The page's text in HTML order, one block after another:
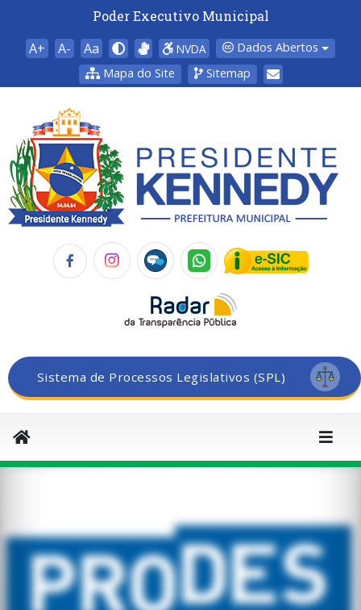
Poder Executivo Municipal
A+ A- Aa NVDA
Dados Abertos
Mapa do Site
Sitemap
Sistema de Processos Legislativos (SPL)